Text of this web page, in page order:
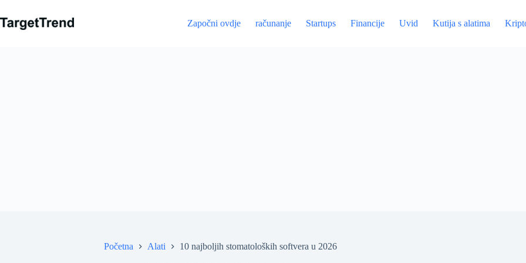
sadržaj
Započni ovdje računanje Startups Financije Uvid Kutija s alatima
Početna Alati 10 najboljih stomatoloških softvera u 2026